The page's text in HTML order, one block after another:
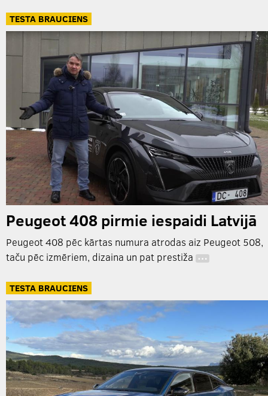
TESTA BRAUCIENS
Peugeot 408 pirmie iespaidi Latvijā
Peugeot 408 pēc kārtas numura atrodas aiz Peugeot 508,
taču pēc izmēriem, dizaina un pat prestiža …
TESTA BRAUCIENS